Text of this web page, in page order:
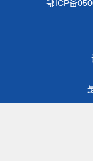
鄂ICP备